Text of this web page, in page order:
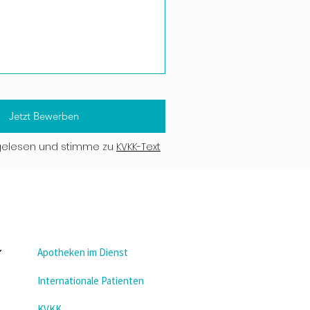
Jetzt Bewerben
und stimme zu KVKK-Text
Apotheken im Dienst
Internationale Patienten